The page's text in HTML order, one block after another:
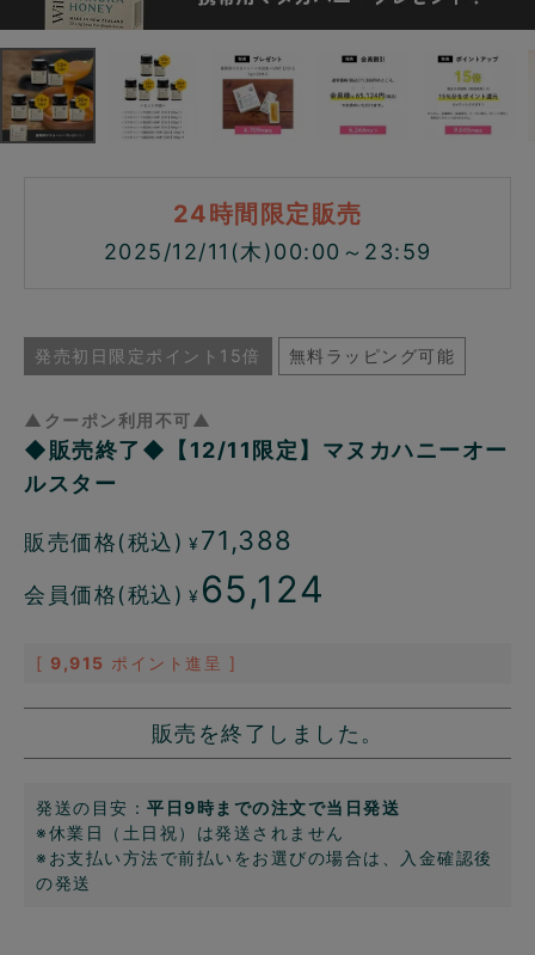
24時間限定販売
2025/12/11(木)00:00～23:59
発売初日限定ポイント15倍 無料ラッピング可能
▲クーポン利用不可▲
◆販売終了◆【12/11限定】マヌカハニーオー
ルスター
販売価格(税込) ¥ 71,388
会員価格(税込) ¥ 65,124
[ 9,915 ポイント進呈 ]
販売を終了しました。
発送の目安： 平日9時までの注文で当日発送
※休業日（土日祝）は発送されません
※お支払い方法で前払いをお選びの場合は、入金確認後
の発送